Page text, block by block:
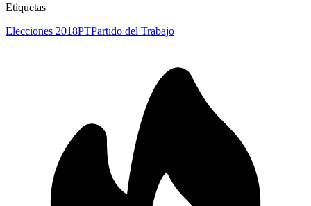
Etiquetas
Elecciones 2018PTPartido del Trabajo